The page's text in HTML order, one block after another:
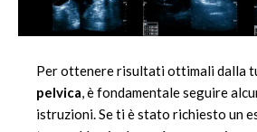
Per ottenere risultati ottimali dalla
pelvica, è fondamentale seguire
istruzioni. Se ti è stato richiesto un